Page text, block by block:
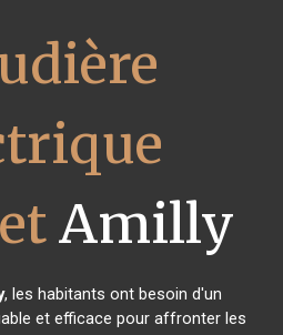
Amilly
, les habitants ont besoin d'un
et efficace pour affronter les